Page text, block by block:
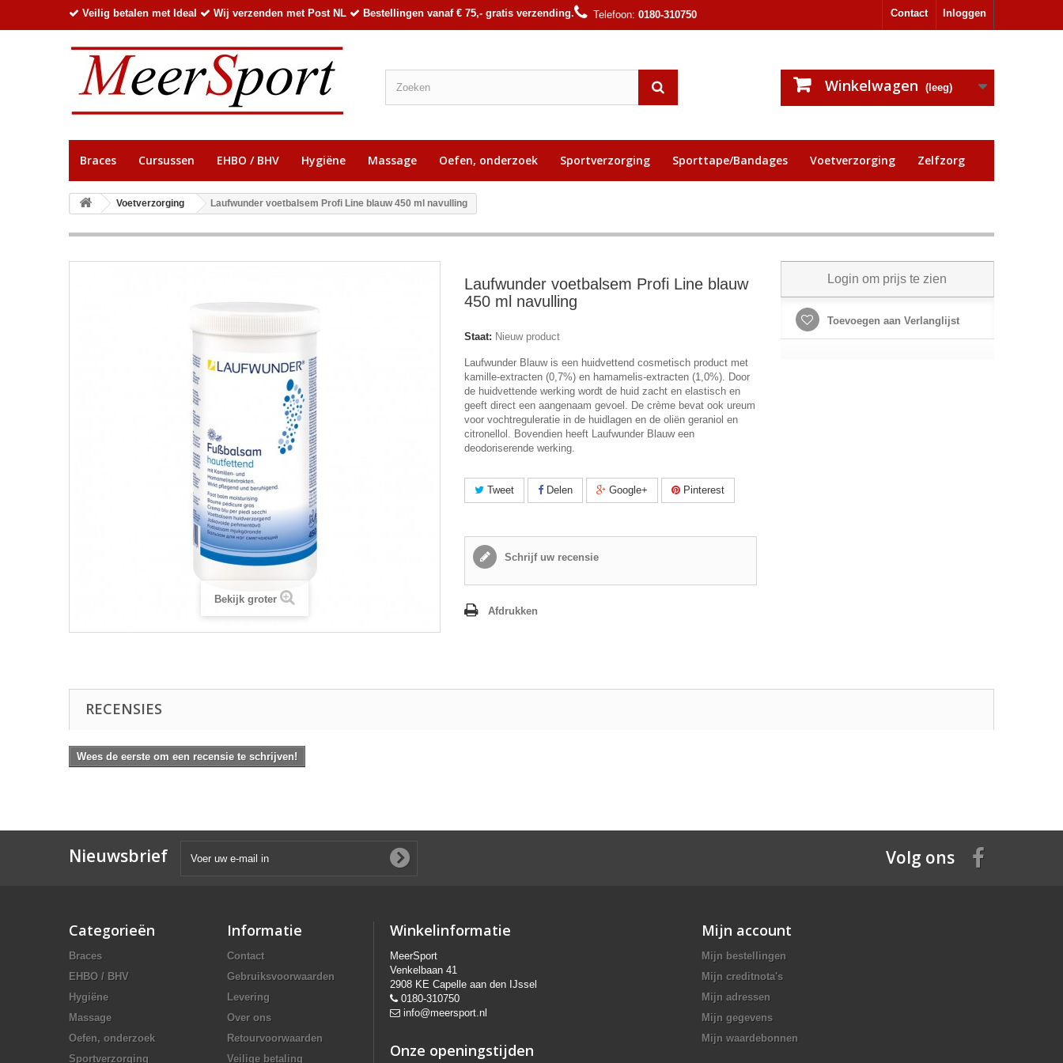
Veilig betalen met Ideal Wij verzenden met Post NL Bestellingen vanaf € 75,- gratis verzending. Inloggen
Contact
Telefoon: 0180-310750
Winkelwagen (leeg)
Braces Cursussen EHBO / BHV Hygiëne Massage Oefen, onderzoek Sportverzorging Sporttape/Bandages Voetverzorging Zelfzorg
Voetverzorging Laufwunder voetbalsem Profi Line blauw 450 ml navulling
Bekijk groter
Laufwunder voetbalsem Profi Line blauw
450 ml navulling
Staat: Nieuw product
Laufwunder Blauw is een huidvettend cosmetisch product met
kamille-extracten (0,7%) en hamamelis-extracten (1,0%). Door
de huidvettende werking wordt de huid zacht en elastisch en
geeft direct een aangenaam gevoel. De crème bevat ook ureum
voor vochtreguleratie in de huidlagen en de oliën geraniol en
citronellol. Bovendien heeft Laufwunder Blauw een
deodoriserende werking.
Tweet Delen Google+ Pinterest
Schrijf uw recensie
Afdrukken
Login om prijs te zien
Toevoegen aan Verlanglijst
RECENSIES
Wees de eerste om een recensie te schrijven!
Nieuwsbrief Volg ons
Categorieën
Braces
EHBO / BHV
Hygiëne
Massage
Oefen, onderzoek
Sportverzorging
Informatie
Contact
Gebruiksvoorwaarden
Levering
Over ons
Retourvoorwaarden
Veilige betaling
Winkelinformatie
MeerSport
Venkelbaan 41
2908 KE Capelle aan den IJssel
0180-310750
info@meersport.nl
Onze openingstijden
Mijn account
Mijn bestellingen
Mijn creditnota's
Mijn adressen
Mijn gegevens
Mijn waardebonnen